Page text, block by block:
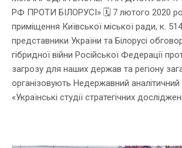
РФ ПРОТИ БІЛОРУСІ» 🗓 7 лютого 2020
приміщення Київської міської ради, к.
представники України та Білорусі
гібридної війни Російської Федерації
загрозу для наших держав та регіону
організовують Недержавний аналітичний
«Українські студії стратегічних